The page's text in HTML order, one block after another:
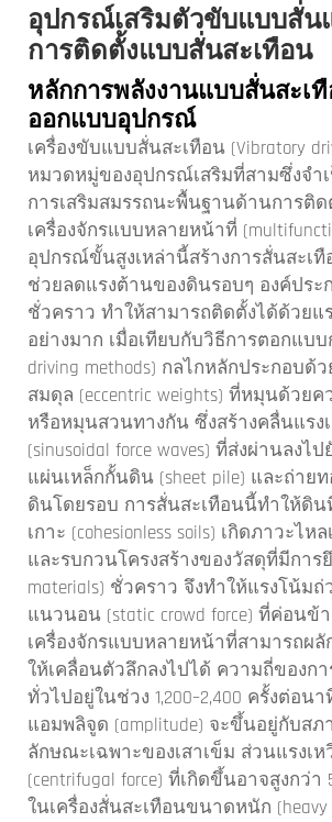
อุปกรณ์เสริมตัวขับแบบสั่น
การติดตั้งแบบสั่นสะเทือน
หลักการพลังงานแบบสั่นสะเ
ออกแบบอุปกรณ์
เครื่องขับแบบสั่นสะเทือน (Vibratory
หมวดหมู่ของอุปกรณ์เสริมที่สามซึ่งจำ
การเสริมสมรรถนะพื้นฐานด้านการติ
เครื่องจักรแบบหลายหน้าที่
อุปกรณ์ขั้นสูงเหล่านี้สร้างการสั่นสะเ
ช่วยลดแรงต้านของดินรอบๆ องค์ประ
ชั่วคราว ทำให้สามารถติดตั้งได้ด้วยแ
อย่างมาก เมื่อเทียบกับวิธีการตอกแบบ
driving methods) กลไกหลักประกอบด้
สมดุล (eccentric weights) ที่หมุนด้วย
หรือหมุนสวนทางกัน ซึ่งสร้างคลื่นแรง
(sinusoidal force waves) ที่ส่งผ่านลงไ
แผ่นเหล็กกั้นดิน (sheet pile) และถ่าย
ดินโดยรอบ การสั่นสะเทือนนี้ทำให้ดิน
เกาะ (cohesionless soils) เกิดภาวะไห
และรบกวนโครงสร้างของวัสดุที่มีการยึ
materials) ชั่วคราว จึงทำให้แรงโน้มถ่
แนวนอน (static crowd force) ที่ค่อนข้
เครื่องจักรแบบหลายหน้าที่สามารถผ
ให้เคลื่อนตัวลึกลงไปได้ ความถี่ของก
ทั่วไปอยู่ในช่วง 1,200–2,400 ครั้งต่อน
แอมพลิจูด (amplitude) จะขึ้นอยู่กับส
ลักษณะเฉพาะของเสาเข็ม ส่วนแรงเห
(centrifugal force) ที่เกิดขึ้นอาจสูงกว่
ในเครื่องสั่นสะเทือนขนาดหนัก (heavy